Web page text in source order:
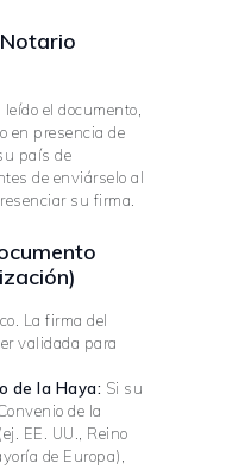
el documento,
en presencia de
país de
de enviárselo al
su firma.
La firma del
validada para
de la Haya: Si su
de la
EE. UU., Reino
de Europa),